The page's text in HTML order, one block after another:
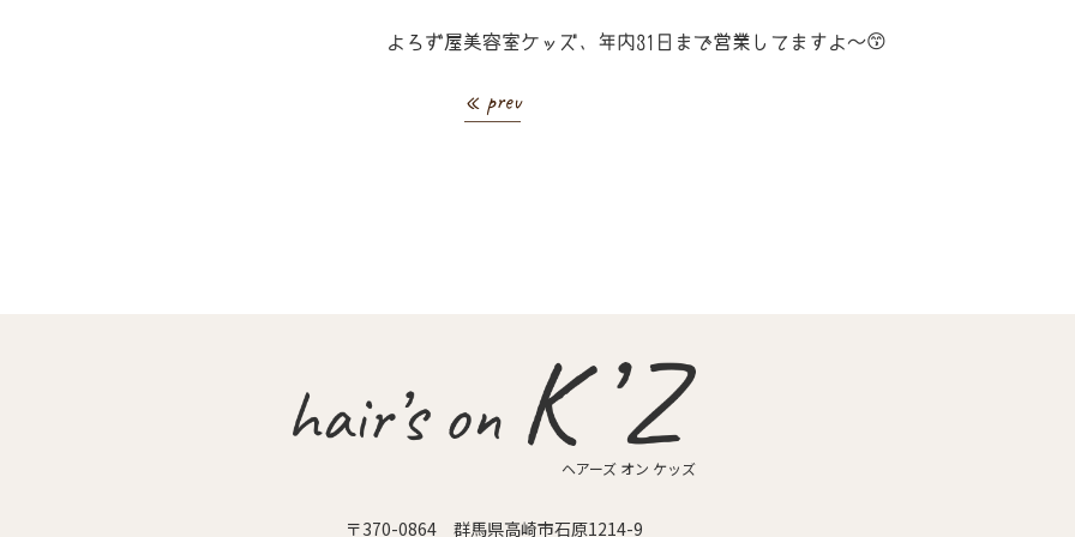
よろず屋美容室ケッズ、年内31日まで営業してますよ～😙
« prev
ヘアーズ オン ケッズ
〒370-0864 群馬県高崎市石原1214-9